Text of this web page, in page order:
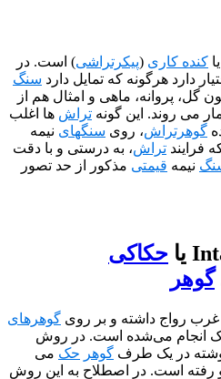
(پیکرتراشی) است. در
که تمایل دارد سنگ
ماهی و امثال هم از
این گونهتراش ها اغلب
، رویسنگهاینیمه
، به درستی و با دقت
مذکور از حد تصور
و بر رویگوهرهای
می‌شده است. در روش
طرف گوهر حک می
اصطلاح به این روش